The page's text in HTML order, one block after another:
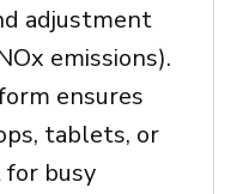
adjustment
emissions).
ensures
tablets, or
busy